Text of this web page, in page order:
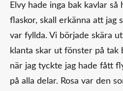
Elvy hade inga bak kavlar så
flaskor, skall erkänna att jag
var fyllda. Vi började skära
klanta skar ut fönster på tak
när jag tyckte jag hade fått
på alla delar. Rosa var den